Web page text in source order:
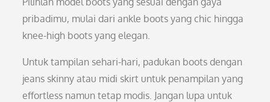
pribadimu, mulai dari ankle boots yang chic hingga
knee-high boots yang elegan.
Untuk tampilan sehari-hari, padukan boots dengan
jeans skinny atau midi skirt untuk penampilan yang
effortless namun tetap modis. Jangan lupa untuk